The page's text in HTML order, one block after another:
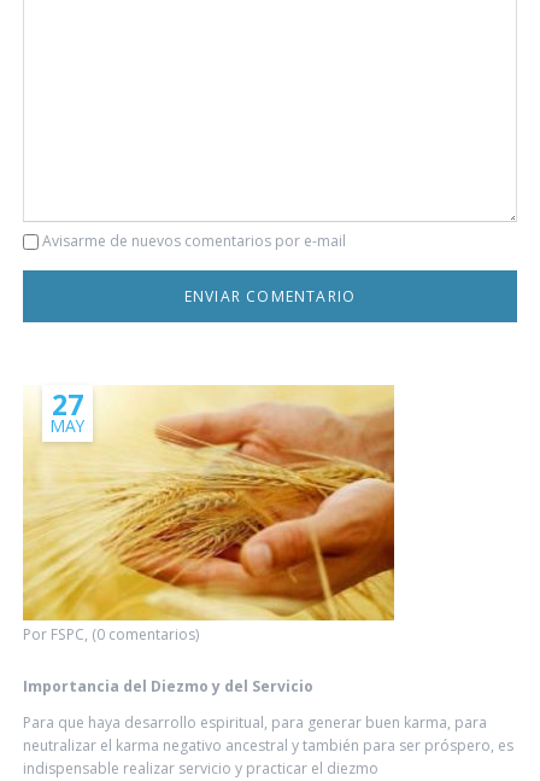
Comentario
Avisarme de nuevos comentarios por e-mail
Por FSPC, (0 comentarios)
27
MAY
Importancia del Diezmo y del Servicio
Para que haya desarrollo espiritual, para generar buen karma, para
neutralizar el karma negativo ancestral y también para ser próspero, es
indispensable realizar servicio y practicar el diezmo